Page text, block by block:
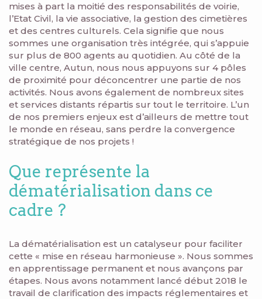
mises à part la moitié des responsabilités de voirie,
l’Etat Civil, la vie associative, la gestion des cimetières
et des centres culturels. Cela signifie que nous
sommes une organisation très intégrée, qui s’appuie
sur plus de 800 agents au quotidien. Au côté de la
ville centre, Autun, nous nous appuyons sur 4 pôles
de proximité pour déconcentrer une partie de nos
activités. Nous avons également de nombreux sites
et services distants répartis sur tout le territoire. L’un
de nos premiers enjeux est d’ailleurs de mettre tout
le monde en réseau, sans perdre la convergence
stratégique de nos projets !
Que représente la
dématérialisation dans ce
cadre ?
La dématérialisation est un catalyseur pour faciliter
cette « mise en réseau harmonieuse ». Nous sommes
en apprentissage permanent et nous avançons par
étapes. Nous avons notamment lancé début 2018 le
travail de clarification des impacts réglementaires et